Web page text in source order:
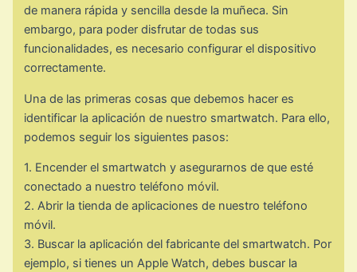
de manera rápida y sencilla desde la muñeca. Sin
embargo, para poder disfrutar de todas sus
funcionalidades, es necesario configurar el dispositivo
correctamente.
Una de las primeras cosas que debemos hacer es
identificar la aplicación de nuestro smartwatch. Para ello,
podemos seguir los siguientes pasos:
1. Encender el smartwatch y asegurarnos de que esté
conectado a nuestro teléfono móvil.
2. Abrir la tienda de aplicaciones de nuestro teléfono
móvil.
3. Buscar la aplicación del fabricante del smartwatch. Por
ejemplo, si tienes un Apple Watch, debes buscar la